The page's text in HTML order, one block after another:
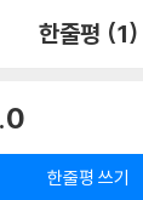
한줄평 (1)
한줄평 쓰기